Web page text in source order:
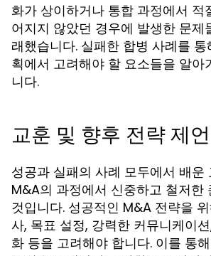
화가 상이하거나 통합 과정에서 적
어지지 않았던 경우에 발생한 문제
래했습니다. 실패한 합병 사례를
획에서 고려해야 할 요소들을 알아
니다.
교훈 및 향후 전략 제언
성공과 실패의 사례 모두에서 배운
M&A의 과정에서 신중하고 철저한
것입니다. 성공적인 M&A 전략을
사, 목표 설정, 강력한 커뮤니케이
화 등을 고려해야 합니다. 이를 통